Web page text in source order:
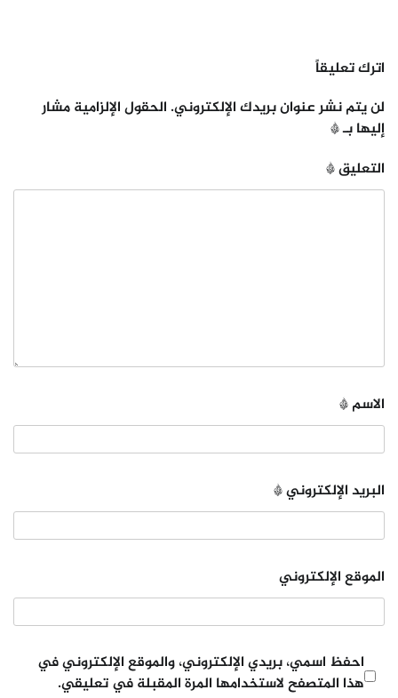
اترك تعليقاً
لن يتم نشر عنوان بريدك الإلكتروني. الحقول الإلزامية مشار
إليها بـ*
التعليق*
الاسم*
البريد الإلكتروني*
الموقع الإلكتروني
احفظ اسمي، بريدي الإلكتروني، والموقع الإلكتروني في
هذا المتصفح لاستخدامها المرة المقبلة في تعليقي.